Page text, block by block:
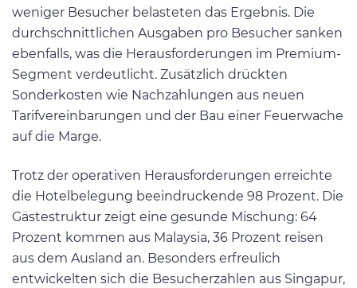
weniger Besucher belasteten das Ergebnis. Die
durchschnittlichen Ausgaben pro Besucher sanken
ebenfalls, was die Herausforderungen im Premium-
Segment verdeutlicht. Zusätzlich drückten
Sonderkosten wie Nachzahlungen aus neuen
Tarifvereinbarungen und der Bau einer Feuerwache
auf die Marge.
Trotz der operativen Herausforderungen erreichte
die Hotelbelegung beeindruckende 98 Prozent. Die
Gästestruktur zeigt eine gesunde Mischung: 64
Prozent kommen aus Malaysia, 36 Prozent reisen
aus dem Ausland an. Besonders erfreulich
entwickelten sich die Besucherzahlen aus Singapur,